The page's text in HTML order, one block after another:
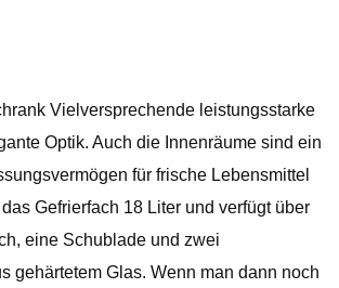
Vielversprechende leistungsstarke
Optik. Auch die Innenräume sind ein
für frische Lebensmittel
Gefrierfach 18 Liter und verfügt über
eine Schublade und zwei
gehärtetem Glas. Wenn man dann noch